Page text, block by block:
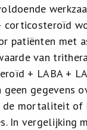
corticosteroïd
patiënten met
van
+ LABA +
geen gegevens
de mortaliteit of
In vergelijking